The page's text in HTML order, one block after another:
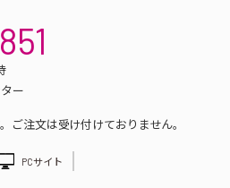
ー
ご注文は受け付けておりません。
PCサイト